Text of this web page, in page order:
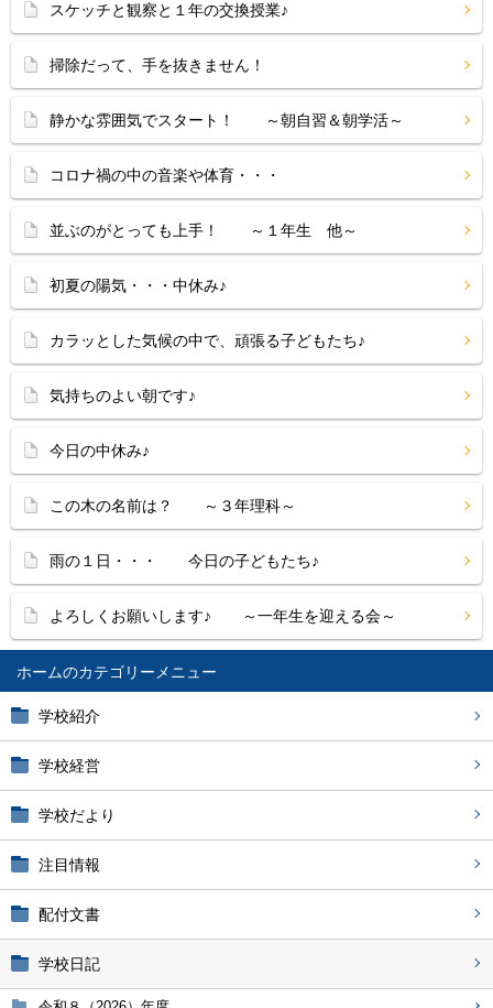
ホーム
学校紹介
学校経営
学校だより
注目情報
配付文書
学校日記
スケッチと観察と１年の交換授業♪
掃除だって、手を抜きません！
静かな雰囲気でスタート！ ～朝自習＆朝学活～
コロナ禍の中の音楽や体育・・・
並ぶのがとっても上手！ ～１年生 他～
初夏の陽気・・・中休み♪
カラッとした気候の中で、頑張る子どもたち♪
気持ちのよい朝です♪
今日の中休み♪
この木の名前は？ ～３年理科～
雨の１日・・・ 今日の子どもたち♪
よろしくお願いします♪ ～一年生を迎える会～